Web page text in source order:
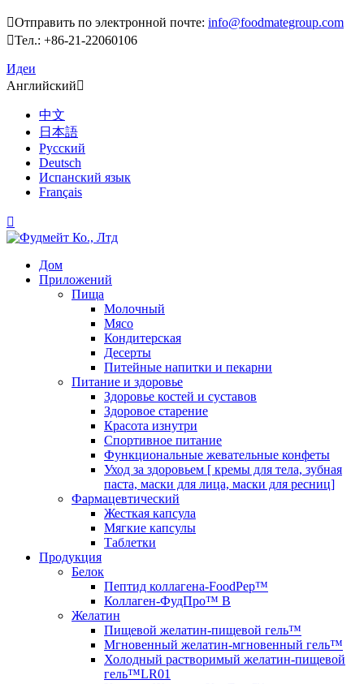
Отправить по электронной почте: info@foodmategroup.com
Тел.: +86-21-22060106
Идеи
Английский
中文
日本語
Русский
Deutsch
Испанский язык
Français

Дом
Приложений
Пища
Молочный
Мясо
Кондитерская
Десерты
Питейные напитки и пекарни
Питание и здоровье
Здоровье костей и суставов
Здоровое старение
Красота изнутри
Спортивное питание
Функциональные жевательные конфеты
Уход за здоровьем [ кремы для тела, зубная
паста, маски для лица, маски для ресниц]
Фармацевтический
Жесткая капсула
Мягкие капсулы
Таблетки
Продукция
Белок
Пептид коллагена-FoodPep™
Коллаген-ФудПро™ В
Желатин
Пищевой желатин-пищевой гель™
Мгновенный желатин-мгновенный гель™
Холодный растворимый желатин-пищевой
гель™LR01